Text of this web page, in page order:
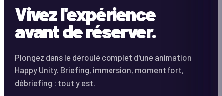
Vivez l'expérience
avant de réserver.
Plongez dans le déroulé complet d'une animation
Happy Unity. Briefing, immersion, moment fort,
débriefing : tout y est.